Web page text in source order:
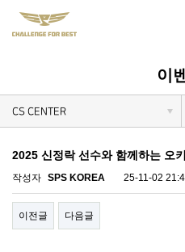
이
CS CENTER
2025 신정락 선수와 함께하는 오
작성자 SPS KOREA 25-11-02
이전글 다음글